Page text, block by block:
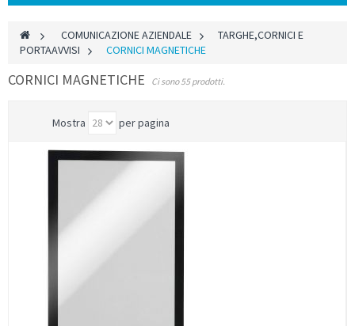
> COMUNICAZIONE AZIENDALE >
TARGHE,CORNICI E
PORTAAVVISI
> CORNICI MAGNETICHE
CORNICI MAGNETICHE Ci sono 55 prodotti.
Mostra per pagina